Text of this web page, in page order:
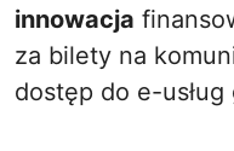
innowacja
za bilety na
dostęp do e-usług